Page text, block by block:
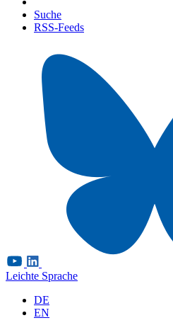
Suche
RSS-Feeds
Leichte Sprache
DE
EN